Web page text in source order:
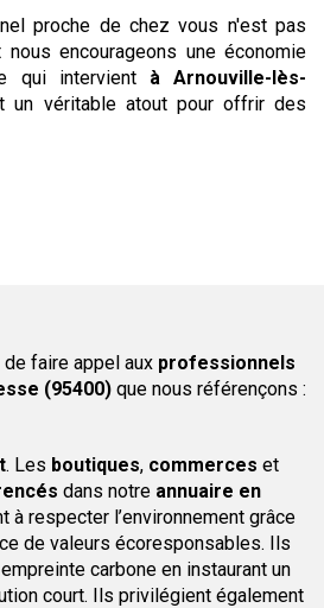
proche de chez vous n'est pas
encourageons une économie
qui intervient à Arnouville-lès-
un véritable atout pour offrir des
faire appel aux professionnels
(95400) que nous référençons :
. Les boutiques, commerces et
dans notre annuaire en
à respecter l’environnement grâce
de valeurs écoresponsables. Ils
carbone en instaurant un
court. Ils privilégient également